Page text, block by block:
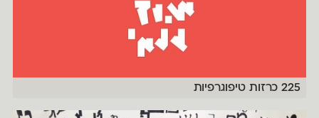
225 כרזות טיפוגרפיות